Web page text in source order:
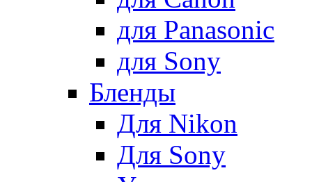
для Panasonic
для Sony
Бленды
Для Nikon
Для Sony